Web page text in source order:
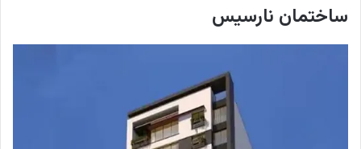
ساختمان نارسیس